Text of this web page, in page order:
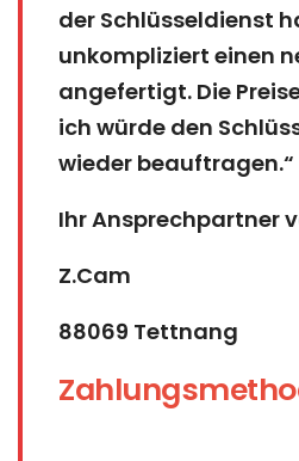
der Schlüsseldienst
unkompliziert einen
angefertigt. Die
ich würde den
wieder beauftragen.“
Ihr Ansprechpartner
Z.Cam
88069 Tettnang